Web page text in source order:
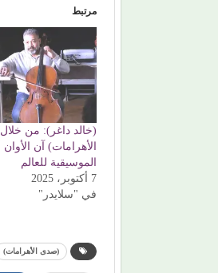
مرتبط
(خالد داغر): من
الأهرامات) آن الأوان
الموسيقية للعالم
7 أكتوبر، 2025
في "سلايدر"
(صدى الأهرامات)